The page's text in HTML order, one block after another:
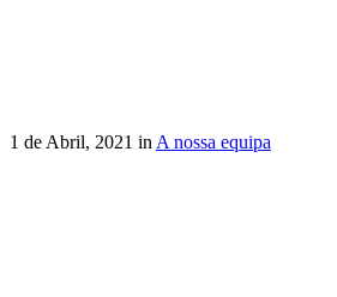
1 de Abril, 2021 in A nossa equipa